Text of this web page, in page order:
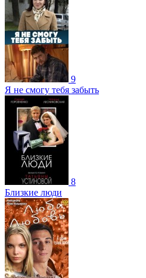
9
Я не смогу тебя забыть
8
Близкие люди